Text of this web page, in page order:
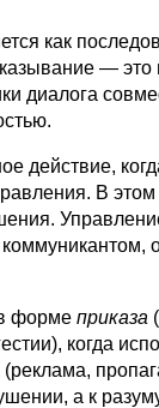
как
—
диалога
действие,
В
форме приказа
когда
а к